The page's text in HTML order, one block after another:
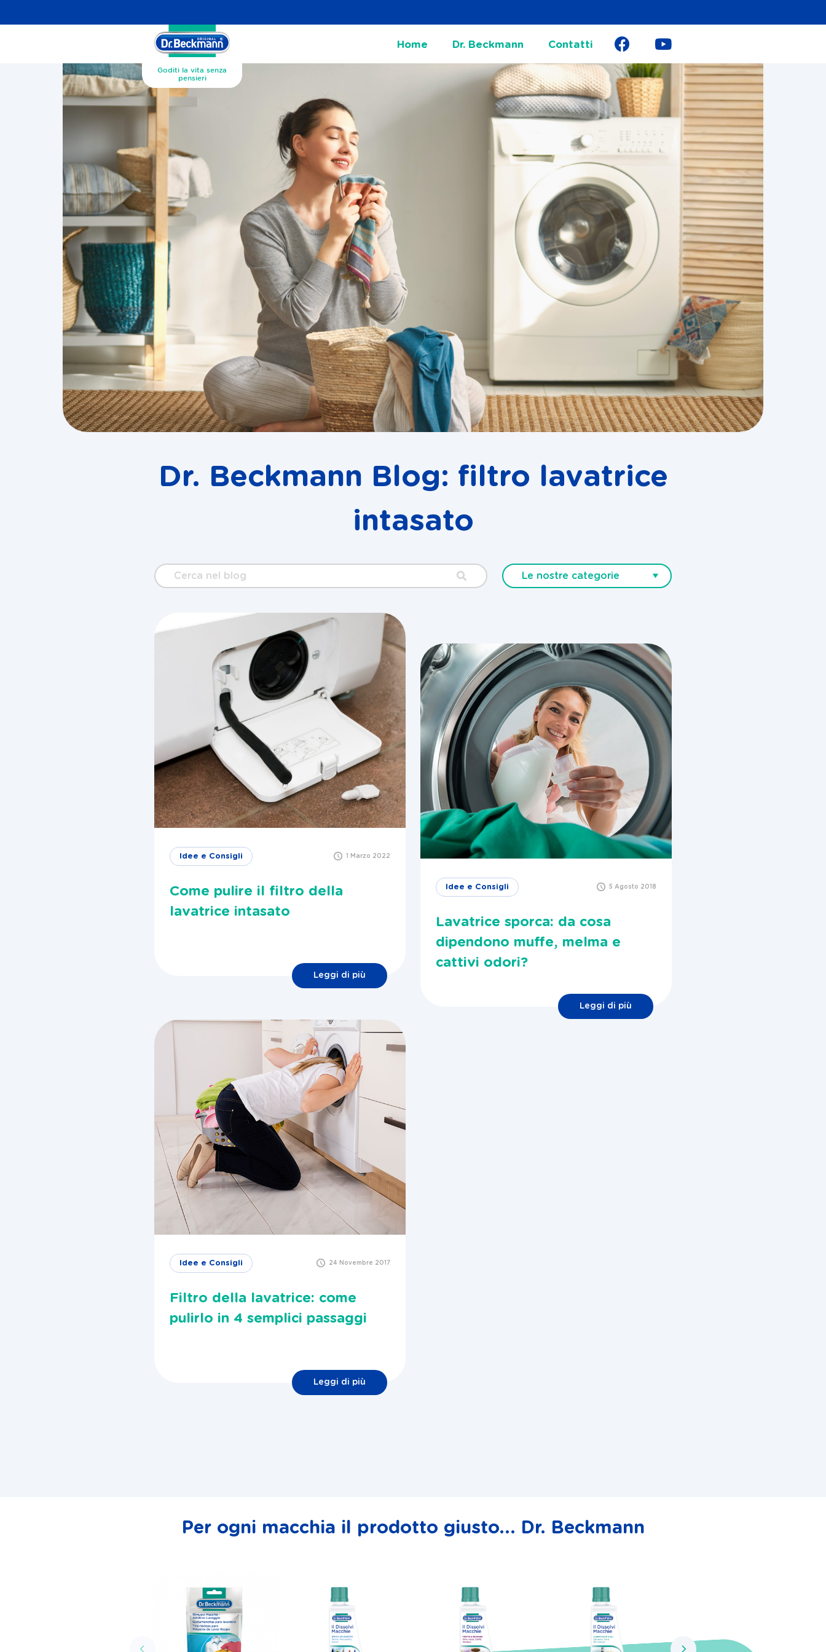
Goditi la vita senza
pensieri
Home Dr. Beckmann Contatti
Dr. Beckmann Blog: filtro lavatrice
intasato
Cerca
nel
Le nostre categorie
Idee e Consigli 1 Marzo 2022
Come pulire il filtro della
lavatrice intasato
Leggi di più
Idee e Consigli 5 Agosto 2018
Lavatrice sporca: da cosa
dipendono muffe, melma e
cattivi odori?
Leggi di più
Idee e Consigli 24 Novembre 2017
Filtro della lavatrice: come
pulirlo in 4 semplici passaggi
Leggi di più
Per ogni macchia il prodotto giusto... Dr. Beckmann